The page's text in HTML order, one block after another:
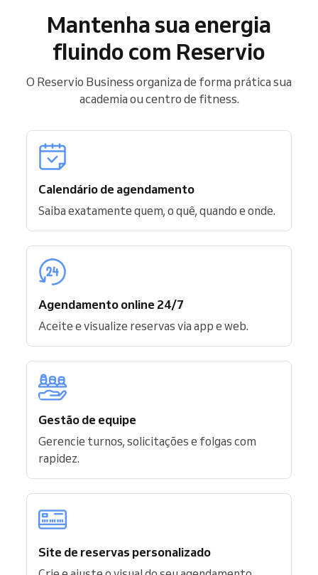
Mantenha sua energia
fluindo com Reservio
O Reservio Business organiza de forma prática sua
academia ou centro de fitness.
Calendário de agendamento
Saiba exatamente quem, o quê, quando e onde.
Agendamento online 24/7
Aceite e visualize reservas via app e web.
Gestão de equipe
Gerencie turnos, solicitações e folgas com
rapidez.
Site de reservas personalizado